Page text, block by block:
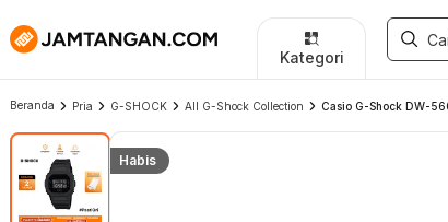
Kategori
Beranda Pria G-SHOCK All G-Shock Collection Casio G-Shock DW-
Habis